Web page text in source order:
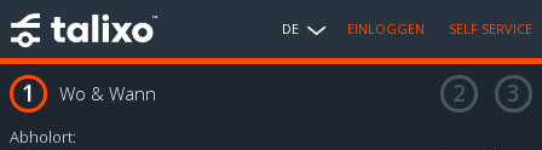
DE EINLOGGEN SELF SERVICE
Wo & Wann
Abholort: